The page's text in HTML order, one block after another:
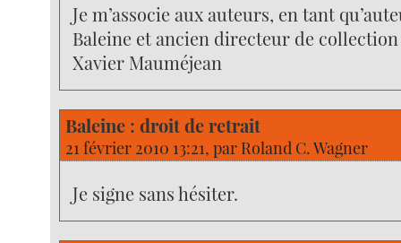
Je m’associe aux auteurs, en tant
Baleine et ancien directeur de
Xavier Mauméjean
Baleine : droit de retrait
21 février 2010 13:21, par Roland C. Wagner
Je signe sans hésiter.